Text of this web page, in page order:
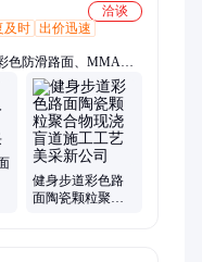
洽谈
及时 出价迅速
色防滑路面、MMA彩
色防滑、mma彩色防
土改色、彩色混凝土、
、透水胶粘石、胶粘
、无振动止滑坡道、坡
面、3D立体墙体彩绘
健身步道彩色路
面陶瓷颗粒聚合